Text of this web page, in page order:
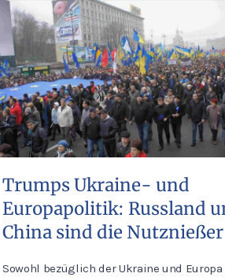
Trumps Ukraine- und
Europapolitik: Russland
China sind die Nutznießer
Sowohl bezüglich der Ukraine und Europa